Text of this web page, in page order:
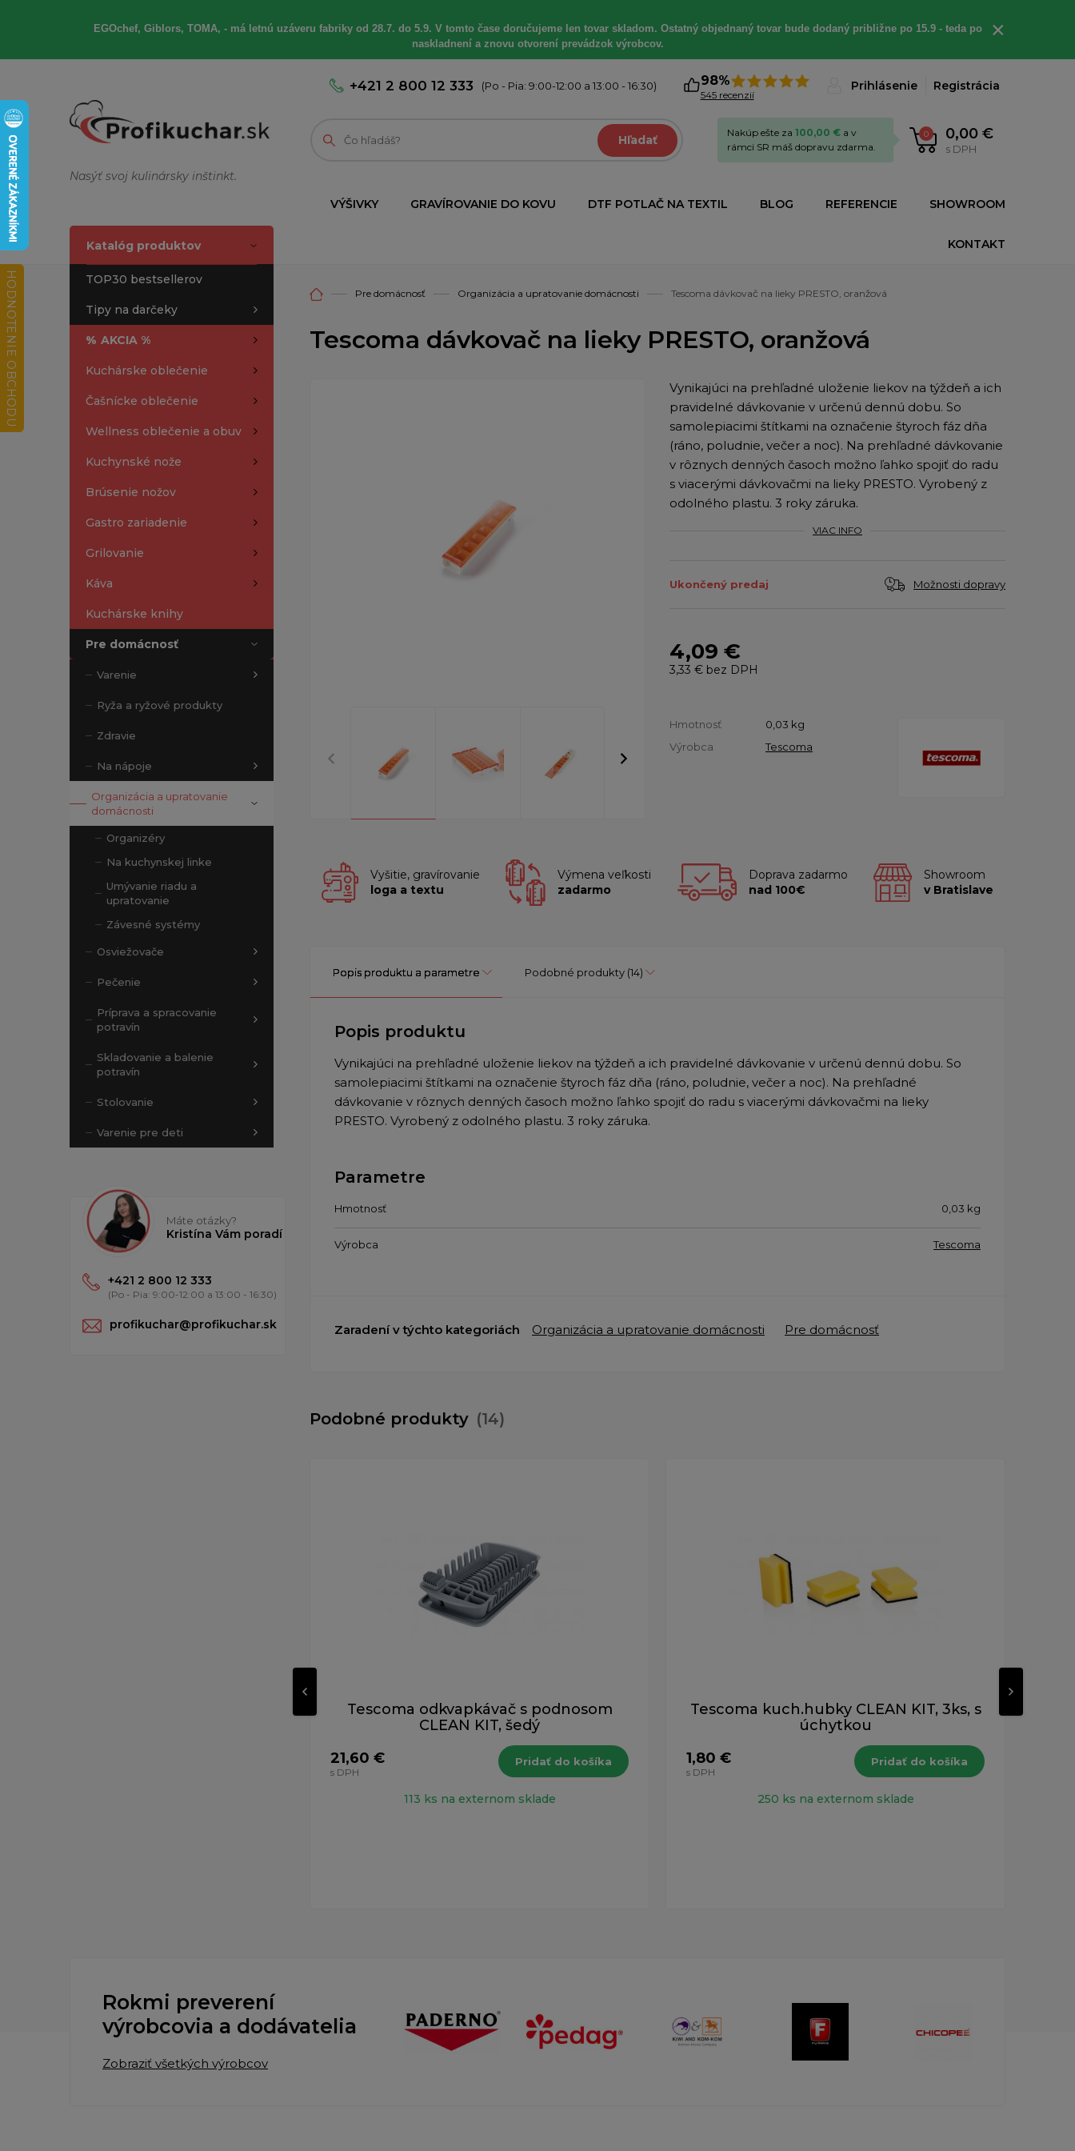
EGOchef, Giblors, TOMA, - má letnú uzáveru fabriky od 28.7. do 5.9. V tomto čase doručujeme len tovar skladom. Ostatný objednaný tovar bude dodaný približne po 15.9 - teda po
naskladnení a znovu otvorení prevádzok výrobcov.
×
Nasýť svoj kulinársky inštinkt.
+421 2 800 12 333 (Po - Pia: 9:00-12:00 a 13:00 - 16:30) 98%
545 recenzií
Prihlásenie Registrácia
Hľadať 0 0,00 €
s DPH
Nakúp ešte za 100,00 € a v
rámci SR máš dopravu zdarma.
VÝŠIVKY GRAVÍROVANIE DO KOVU DTF POTLAČ NA TEXTIL BLOG REFERENCIE SHOWROOM
KONTAKT
Katalóg produktov
TOP30 bestsellerov
Tipy na darčeky
% AKCIA %
Kuchárske oblečenie
Čašnícke oblečenie
Wellness oblečenie a obuv
Kuchynské nože
Brúsenie nožov
Gastro zariadenie
Grilovanie
Káva
Kuchárske knihy
Pre domácnosť
Varenie
Ryža a ryžové produkty
Zdravie
Na nápoje
Organizácia a upratovanie
domácnosti
Organizéry
Na kuchynskej linke
Umývanie riadu a
upratovanie
Závesné systémy
Osviežovače
Pečenie
Príprava a spracovanie
potravín
Skladovanie a balenie
potravín
Stolovanie
Varenie pre deti
Máte otázky?
Kristína Vám poradí
+421 2 800 12 333
(Po - Pia: 9:00-12:00 a 13:00 - 16:30)
profikuchar@profikuchar.sk
Pre domácnosť Organizácia a upratovanie domácnosti Tescoma dávkovač na lieky PRESTO, oranžová
Tescoma dávkovač na lieky PRESTO, oranžová
Vynikajúci na prehľadné uloženie liekov na týždeň a ich
pravidelné dávkovanie v určenú dennú dobu. So
samolepiacimi štítkami na označenie štyroch fáz dňa
(ráno, poludnie, večer a noc). Na prehľadné dávkovanie
v rôznych denných časoch možno ľahko spojiť do radu
s viacerými dávkovačmi na lieky PRESTO. Vyrobený z
odolného plastu. 3 roky záruka.
VIAC INFO
Ukončený predaj Možnosti dopravy
4,09 €
3,33 € bez DPH
Hmotnosť 0,03 kg
Výrobca
Tescoma
Vyšitie, gravírovanie
loga a textu
Výmena veľkosti
zadarmo
Doprava zadarmo
nad 100€
Showroom
v Bratislave
Popis produktu a parametre Podobné produkty (14)
Popis produktu
Vynikajúci na prehľadné uloženie liekov na týždeň a ich pravidelné dávkovanie v určenú dennú dobu. So
samolepiacimi štítkami na označenie štyroch fáz dňa (ráno, poludnie, večer a noc). Na prehľadné
dávkovanie v rôznych denných časoch možno ľahko spojiť do radu s viacerými dávkovačmi na lieky
PRESTO. Vyrobený z odolného plastu. 3 roky záruka.
Parametre
Hmotnosť 0,03 kg
Výrobca Tescoma
Zaradení v týchto kategoriách Organizácia a upratovanie domácnosti Pre domácnosť
Podobné produkty (14)
Tescoma odkvapkávač s podnosom
CLEAN KIT, šedý
21,60 €
s DPH
Pridať do košíka
113 ks na externom sklade
Tescoma kuch.hubky CLEAN KIT, 3ks, s
úchytkou
1,80 €
s DPH
Pridať do košíka
250 ks na externom sklade
Rokmi preverení
výrobcovia a dodávatelia
Zobraziť všetkých výrobcov
HODNOTENIE OBCHODU